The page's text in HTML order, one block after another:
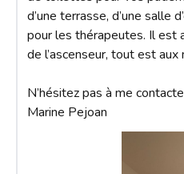
d’une terrasse, d’une salle
pour les thérapeutes. Il est
de l’ascenseur, tout est aux
N’hésitez pas à me
Marine Pejoan